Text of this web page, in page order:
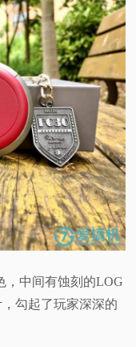
，中间有蚀刻的LOG
勾起了玩家深深的